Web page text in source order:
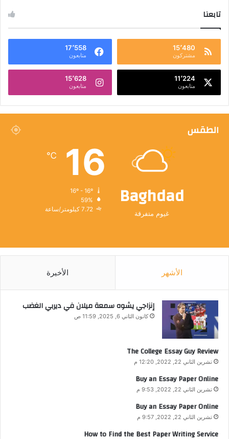
تابعنا
15٬480
مشتركون
17٬558
متابعون
11٬224
متابعون
15٬628
متابعون
الطقس
Baghdad
غيوم متفرقة
16
℃
59%
7.72 كيلومتر/ساعة
الأشهر الأخيرة
إنزاجي يشوه سمعة ميلان في ديربي الغضب
كانون الثاني 6, 2025, 11:59 ص
The College Essay Guy Review
تشرين الثاني 22, 2022, 12:20 م
Buy an Essay Paper Online
تشرين الثاني 22, 2022, 9:53 م
Buy an Essay Paper Online
تشرين الثاني 22, 2022, 9:57 م
How to Find the Best Paper Writing Service